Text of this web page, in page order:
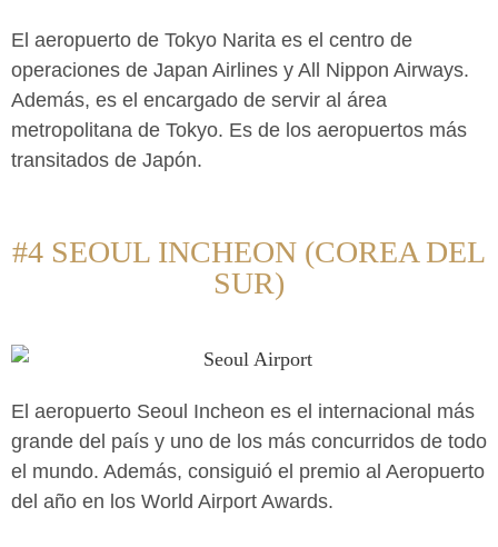
El aeropuerto de Tokyo Narita es el centro de
operaciones de Japan Airlines y All Nippon Airways.
Además, es el encargado de servir al área
metropolitana de Tokyo. Es de los aeropuertos más
transitados de Japón.
#4 SEOUL INCHEON (COREA DEL
SUR)
El aeropuerto Seoul Incheon es el internacional más
grande del país y uno de los más concurridos de todo
el mundo. Además, consiguió el premio al Aeropuerto
del año en los World Airport Awards.